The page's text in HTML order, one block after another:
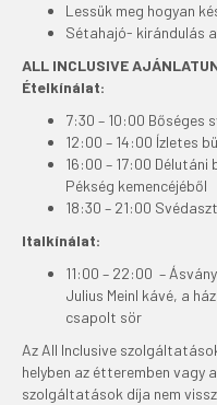
Lessük meg hogyan
Sétahajó- kirándulás
ALL INCLUSIVE
Ételkínálat:
7:30 – 10:00 Bőséges
12:00 – 14:00 Ízletes
16:00 – 17:00
Pékség kemencéjéből
18:30 – 21:00
Italkínálat:
11:00 – 22:00 –
Julius Meinl kávé, a
csapolt sör
Az All Inclusive
helyben az étteremben
szolgáltatások díja nem